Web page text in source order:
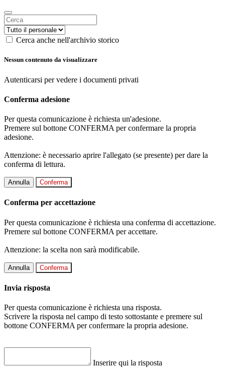
Cerca anche nell'archivio storico
Nessun contenuto da visualizzare
Autenticarsi per vedere i documenti privati
Conferma adesione
Per questa comunicazione è richiesta un'adesione.
Premere sul bottone CONFERMA per confermare la propria
adesione.
Attenzione: è necessario aprire l'allegato (se presente) per dare la
conferma di lettura.
Annulla Conferma
Conferma per accettazione
Per questa comunicazione è richiesta una conferma di accettazione.
Premere sul bottone CONFERMA per accettare.
Attenzione: la scelta non sarà modificabile.
Annulla Conferma
Invia risposta
Per questa comunicazione è richiesta una risposta.
Scrivere la risposta nel campo di testo sottostante e premere sul
bottone CONFERMA per confermare la propria adesione.
Inserire qui la risposta